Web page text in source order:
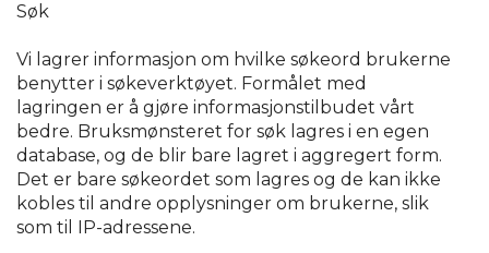
Søk
Vi lagrer informasjon om hvilke søkeord brukerne
benytter i søkeverktøyet. Formålet med
lagringen er å gjøre informasjonstilbudet vårt
bedre. Bruksmønsteret for søk lagres i en egen
database, og de blir bare lagret i aggregert form.
Det er bare søkeordet som lagres og de kan ikke
kobles til andre opplysninger om brukerne, slik
som til IP-adressene.